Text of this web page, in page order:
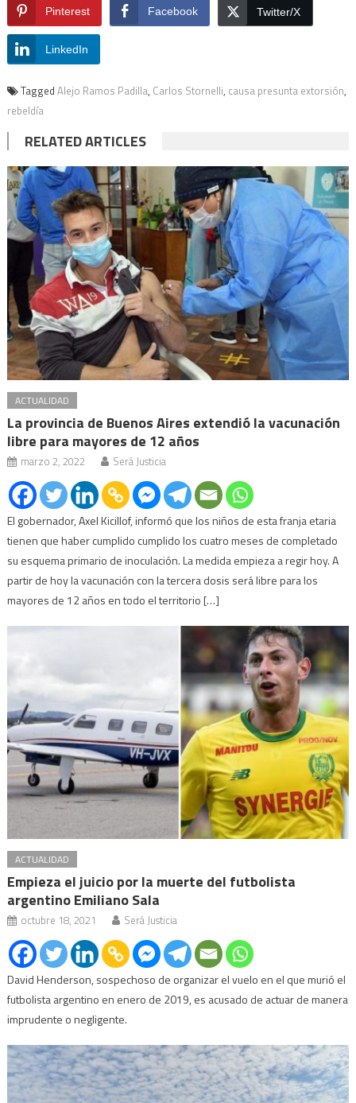
Pinterest Facebook Twitter/X
LinkedIn
Tagged Alejo Ramos Padilla, Carlos Stornelli, causa presunta extorsión,
rebeldía
RELATED ARTICLES
ACTUALIDAD
La provincia de Buenos Aires extendió la vacunación
libre para mayores de 12 años
marzo 2, 2022 Será Justicia
El gobernador, Axel Kicillof, informó que los niños de esta franja etaria
tienen que haber cumplido cumplido los cuatro meses de completado
su esquema primario de inoculación. La medida empieza a regir hoy. A
partir de hoy la vacunación con la tercera dosis será libre para los
mayores de 12 años en todo el territorio […]
ACTUALIDAD
Empieza el juicio por la muerte del futbolista
argentino Emiliano Sala
octubre 18, 2021 Será Justicia
David Henderson, sospechoso de organizar el vuelo en el que murió el
futbolista argentino en enero de 2019, es acusado de actuar de manera
imprudente o negligente.